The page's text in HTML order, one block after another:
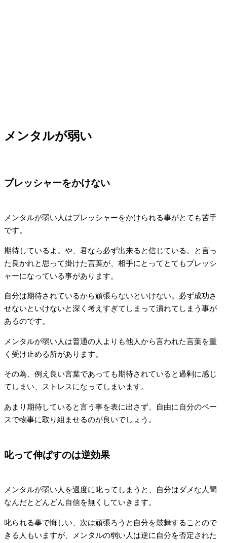
メンタルが弱い
プレッシャーをかけない
メンタルが弱い人はプレッシャーをかけられる事がとても苦手
です。
期待しているよ。や、君なら必ず出来ると信じている。と言っ
た良かれと思って掛けた言葉が、相手にとってとてもプレッシ
ャーになっている事があります。
自分は期待されているから頑張らないといけない。必ず成功さ
せないといけないと深く考えすぎてしまって潰れてしまう事が
あるのです。
メンタルが弱い人は普通の人よりも他人から言われた言葉を重
く受け止める所があります。
その為、例え良い言葉であっても期待されていると過剰に感じ
てしまい、ストレスになってしまいます。
あまり期待していると言う事を表に出さず、自由に自分のペー
スで物事に取り組ませるのが良いでしょう。
叱って伸ばすのは逆効果
メンタルが弱い人を過度に叱ってしまうと、自分はダメな人間
なんだとどんどん自信を無くしていきます。
叱られる事で悔しい、次は頑張ろうと自分を鼓舞することので
きる人もいますが、メンタルの弱い人は逆に自分を否定された